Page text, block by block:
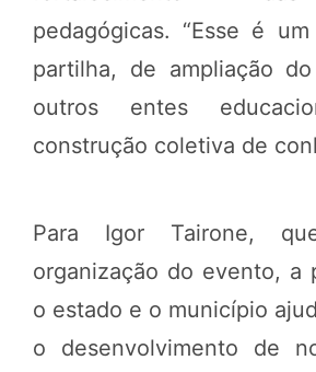
pedagógicas. “Esse é
partilha, de ampliação
outros entes
construção coletiva de
Para Igor Tairone,
organização do evento, a
o estado e o município
o desenvolvimento de